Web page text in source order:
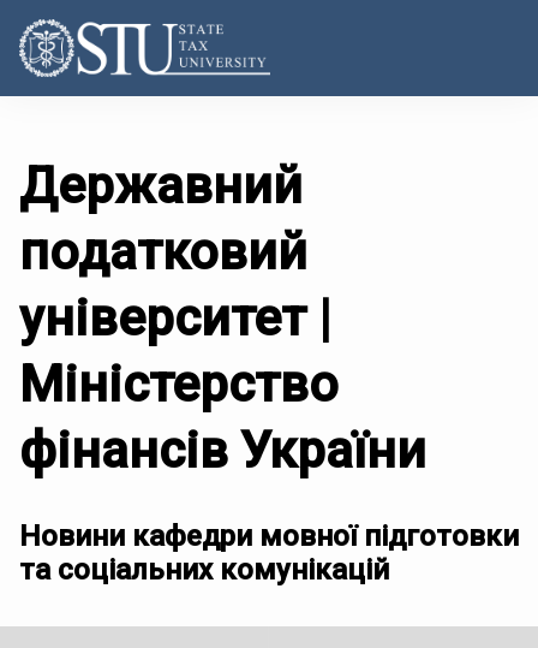
Державний
податковий
університет |
Міністерство
фінансів України
Новини кафедри мовної підготовки
та соціальних комунікацій